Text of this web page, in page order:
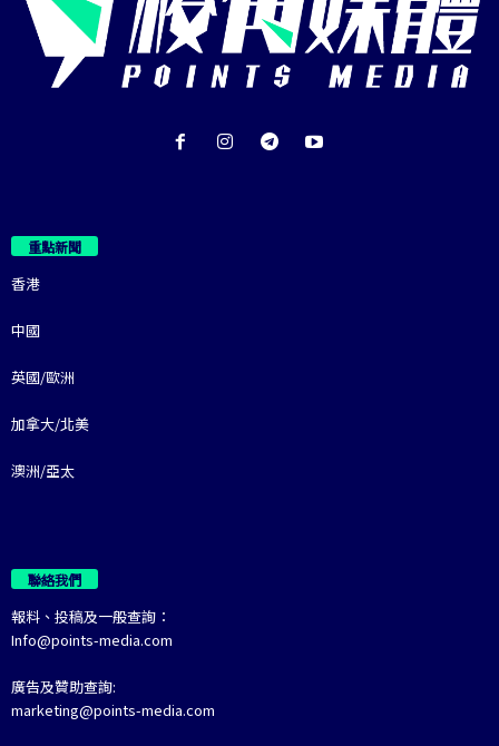
重點新聞
香港
中國
英國/歐洲
加拿大/北美
澳洲/亞太
聯絡我們
報料、投稿及一般查詢：
Info@points-media.com
廣告及贊助查詢:
marketing@points-media.com